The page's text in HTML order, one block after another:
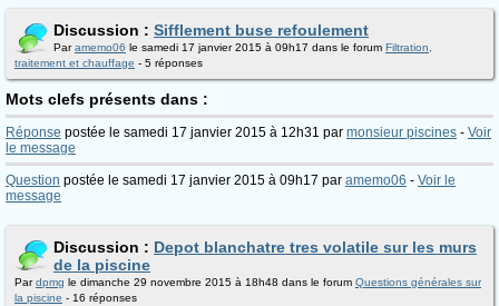
Discussion : Sifflement buse refoulement
Paramemo06 le samedi 17 janvier 2015 à 09h17 dans le forum Filtration,
traitement et chauffage - 5 réponses
Mots clefs présents dans :
Réponse postée le samedi 17 janvier 2015 à 12h31 par monsieur piscines - Voir
le message
Question postée le samedi 17 janvier 2015 à 09h17 par amemo06 - Voir le
message
Discussion : Depot blanchatre tres volatile sur les murs
de la piscine
Pardpmg le dimanche 29 novembre 2015 à 18h48 dans le forum Questions générales sur
la piscine - 16 réponses